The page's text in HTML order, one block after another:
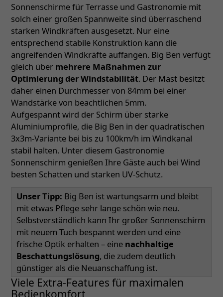
Sonnenschirme für Terrasse und Gastronomie mit
solch einer großen Spannweite sind überraschend
starken Windkräften ausgesetzt. Nur eine
entsprechend stabile Konstruktion kann die
angreifenden Windkräfte auffangen. Big Ben verfügt
gleich über mehrere Maßnahmen zur
Optimierung der Windstabilität. Der Mast besitzt
daher einen Durchmesser von 84mm bei einer
Wandstärke von beachtlichen 5mm.
Aufgespannt wird der Schirm über starke
Aluminiumprofile, die Big Ben in der quadratischen
3x3m-Variante bei bis zu 100km/h im Windkanal
stabil halten. Unter diesem Gastronomie
Sonnenschirm genießen Ihre Gäste auch bei Wind
besten Schatten und starken UV-Schutz.
Unser Tipp: Big Ben ist wartungsarm und bleibt
mit etwas Pflege sehr lange schön wie neu.
Selbstverständlich kann Ihr großer Sonnenschirm
mit neuem Tuch bespannt werden und eine
frische Optik erhalten – eine nachhaltige
Beschattungslösung, die zudem deutlich
günstiger als die Neuanschaffung ist.
Viele Extra-Features für maximalen
Bedienkomfort